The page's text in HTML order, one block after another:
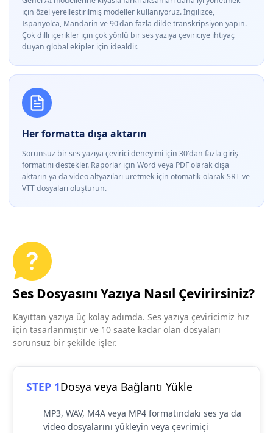
için özel yerelleştirilmiş modeller kullanıyoruz. İngilizce,
İspanyolca, Mandarin ve 90'dan fazla dilde transkripsiyon yapın.
Çok dilli içerikler için çok yönlü bir ses yazıya çeviriciye ihtiyaç
duyan global ekipler için idealdir.
Her formatta dışa aktarın
Sorunsuz bir ses yazıya çevirici deneyimi için 30'dan fazla giriş
formatını destekler. Raporlar için Word veya PDF olarak dışa
aktarın ya da video altyazıları üretmek için otomatik olarak SRT ve
VTT dosyaları oluşturun.
Ses Dosyasını Yazıya Nasıl Çevirirsiniz?
Kayıttan yazıya üç kolay adımda. Ses yazıya çeviricimiz hız
için tasarlanmıştır ve 10 saate kadar olan dosyaları
sorunsuz bir şekilde işler.
STEP 1Dosya veya Bağlantı Yükle
MP3, WAV, M4A veya MP4 formatındaki ses ya da
video dosyalarını yükleyin veya çevrimiçi